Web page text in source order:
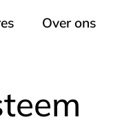
Over ons